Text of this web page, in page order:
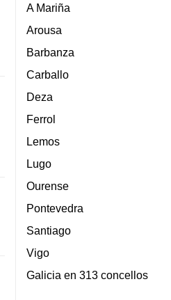
A Mariña
Arousa
Barbanza
Carballo
Deza
Ferrol
Lemos
Lugo
Ourense
Pontevedra
Santiago
Vigo
Galicia en 313 concellos